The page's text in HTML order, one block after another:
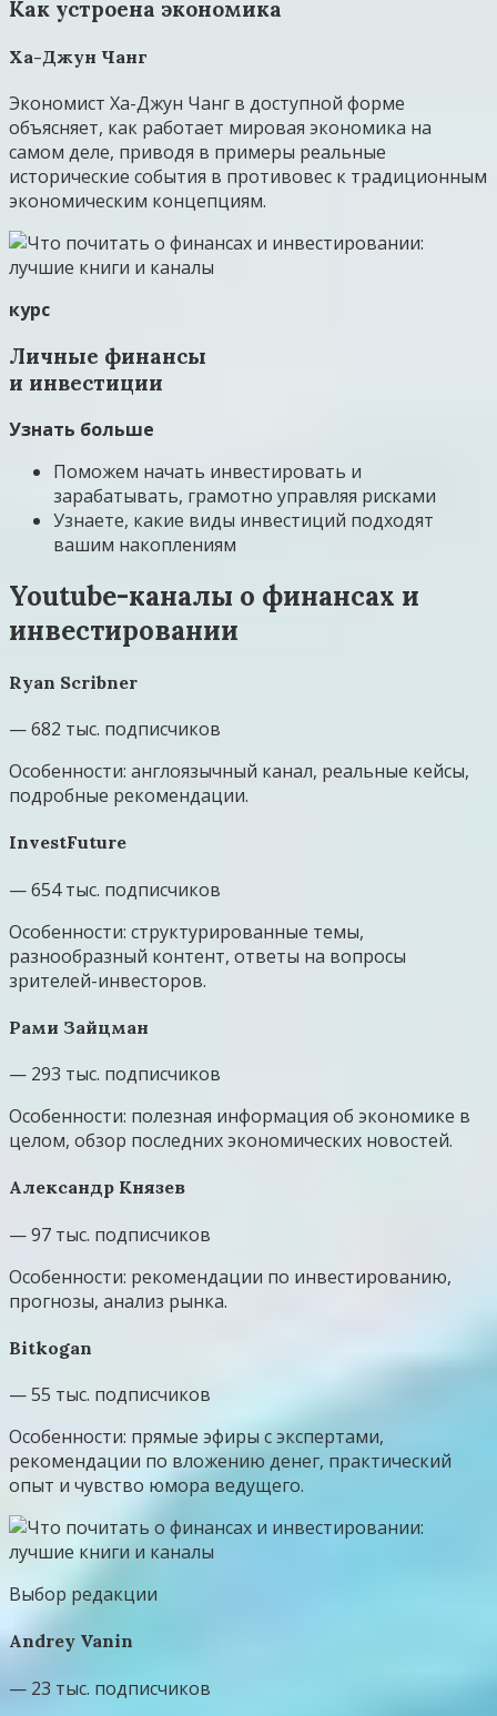
Как устроена экономика
Ха-Джун Чанг
Экономист Ха-Джун Чанг в доступной форме
объясняет, как работает мировая экономика на
самом деле, приводя в примеры реальные
исторические события в противовес к традиционным
экономическим концепциям.
курс
Личные финансы
и инвестиции
Узнать больше
Поможем начать инвестировать и
зарабатывать, грамотно управляя рисками
Узнаете, какие виды инвестиций подходят
вашим накоплениям
Youtube-каналы о финансах и
инвестировании
Ryan Scribner
— 682 тыс. подписчиков
Особенности: англоязычный канал, реальные кейсы,
подробные рекомендации.
InvestFuture
— 654 тыс. подписчиков
Особенности: структурированные темы,
разнообразный контент, ответы на вопросы
зрителей-инвесторов.
Рами Зайцман
— 293 тыс. подписчиков
Особенности: полезная информация об экономике в
целом, обзор последних экономических новостей.
Александр Князев
— 97 тыс. подписчиков
Особенности: рекомендации по инвестированию,
прогнозы, анализ рынка.
Bitkogan
— 55 тыс. подписчиков
Особенности: прямые эфиры с экспертами,
рекомендации по вложению денег, практический
опыт и чувство юмора ведущего.
Выбор редакции
Andrey Vanin
— 23 тыс. подписчиков